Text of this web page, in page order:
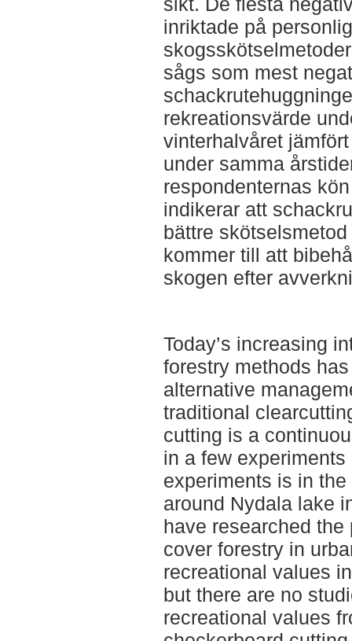
inriktade på
sågs som mest
rekreationsvärde
vinterhalvåret
under samma
respondenternas
indikerar att
bättre
kommer till att
skogen efter
Today’s increasing
forestry methods
alternative
traditional
cutting is a
in a few
experiments is in
around Nydala lake
have researched
cover forestry in
recreational values
but there are no
recreational values